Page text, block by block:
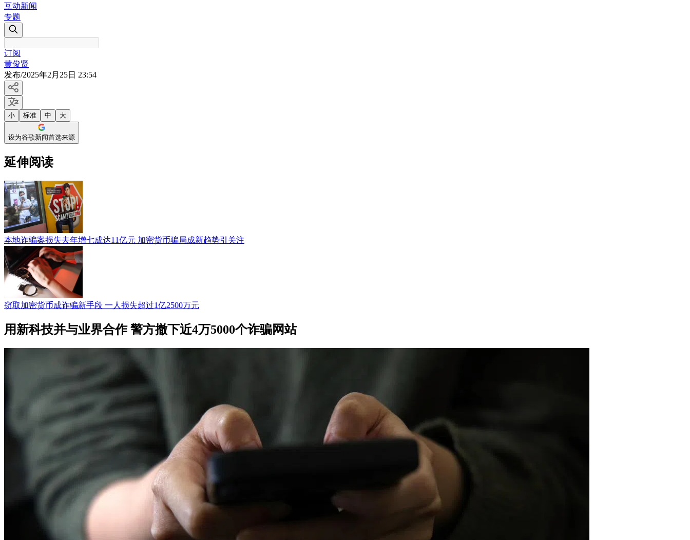
互动新闻
专题
订阅
黄俊贤
发布/2025年2月25日 23:54
小 标准 中 大
设为谷歌新闻首选来源
延伸阅读
本地诈骗案损失去年增七成达11亿元 加密货币骗局成新趋势引关注
窃取加密货币成诈骗新手段 一人损失超过1亿2500万元
用新科技并与业界合作 警方撤下近4万5000个诈骗网站